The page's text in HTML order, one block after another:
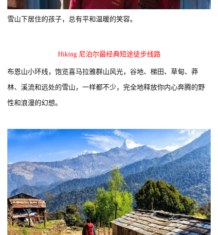
雪山下居住的孩子，总有平和温暖的笑容。
Hiking 尼泊尔最经典短途徒步线路
布恩山小环线，饱览喜马拉雅群山风光，谷地、梯田、草甸、莽
林、溪流和远处的雪山，一样都不少，完全地释放你内心奔腾的野
性和浪漫的幻想。